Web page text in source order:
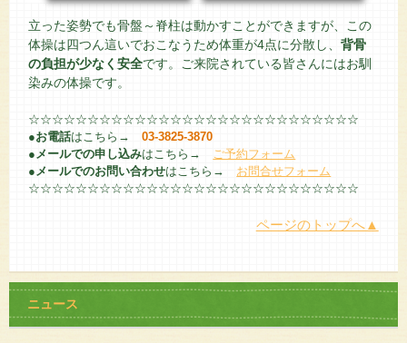
立った姿勢でも骨盤～脊柱は動かすことができますが、この
体操は四つん這いでおこなうため体重が4点に分散し、背骨
の負担が少なく安全です。ご来院されている皆さんにはお馴
染みの体操です。
☆☆☆☆☆☆☆☆☆☆☆☆☆☆☆☆☆☆☆☆☆☆☆☆☆☆☆☆
●お電話はこちら→03-3825-3870
●メールでの申し込みはこちら→ ご予約フォーム
●メールでのお問い合わせはこちら→ お問合せフォーム
☆☆☆☆☆☆☆☆☆☆☆☆☆☆☆☆☆☆☆☆☆☆☆☆☆☆☆☆
ページのトップへ▲
ニュース